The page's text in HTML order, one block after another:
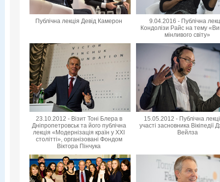
Публічна лекція Девід Камерон
9.04.2016 - Публічна
Кондолізи Райс на тему
мінливого світу»
23.10.2012 - Візит Тоні Блера в
Дніпропетровськ та його публічна
лекція «Модернізація країн у XXI
столітті», організовані Фондом
Віктора Пінчука
15.05.2012 - Публічна
участі засновника Вікіпедії
Вейлза